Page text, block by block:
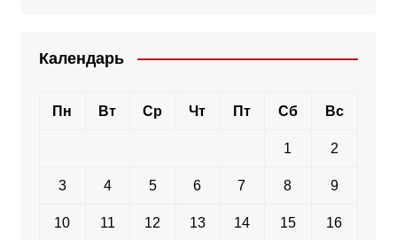
Календарь
Пн Вт Ср Чт Пт Сб Вс
1 2
3 4 5 6 7 8 9
10 11 12 13 14 15 16